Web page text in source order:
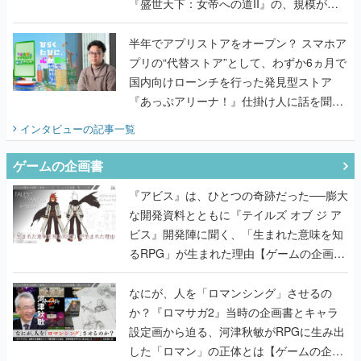
『盛世天下：女帝への道II』の、規模が違
うこだわりをプロデューサーに聞いた
半年でアプリストアをオープン？ スマホア
プリの“代替ストア”として、わずか6ヵ月で
国内向けローンチを行った発見型ストア
『あっぷアリーナ！』仕掛け人に話を聞い
てみた
インタビューの記事一覧
ゲームの企画書
『アビス』は、ひとつの奇跡だった──膨大
な開発資料とともに『テイルズ オブ ジ ア
ビス』開発陣に聞く、「生まれた意味を知
るRPG」が生まれた理由【ゲームの企画
書】
なにが、人を「ロマンシング」させるの
か？『ロマサガ2』当時の企画書とキャラ
設定画から迫る、河津秋敏がRPGに生み出
した「ロマン」の正体とは【ゲームの企画